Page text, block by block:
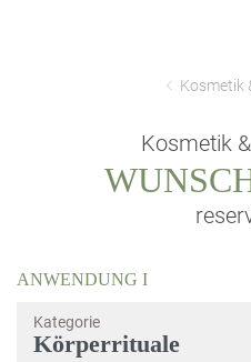
Kosmetik
Kosmetik
ANWENDUNG I
Kategorie